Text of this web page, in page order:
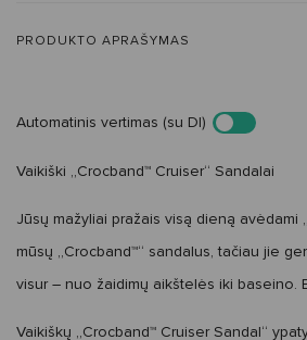
PRODUKTO APRAŠYMAS
Automatinis vertimas (su DI)
Vaikiški „Crocband™ Cruiser“ Sandalai
Jūsų mažyliai pražais visą dieną
mūsų „Crocband™“ sandalus, tačiau jie
visur – nuo žaidimų aikštelės iki baseino.
Vaikiškų „Crocband™ Cruiser Sandal“